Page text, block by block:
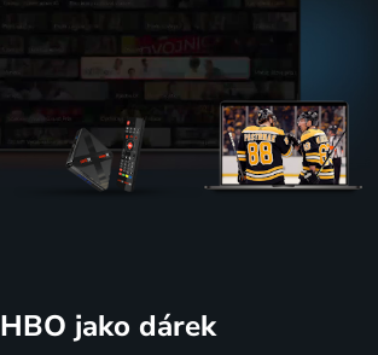
HBO jako dárek